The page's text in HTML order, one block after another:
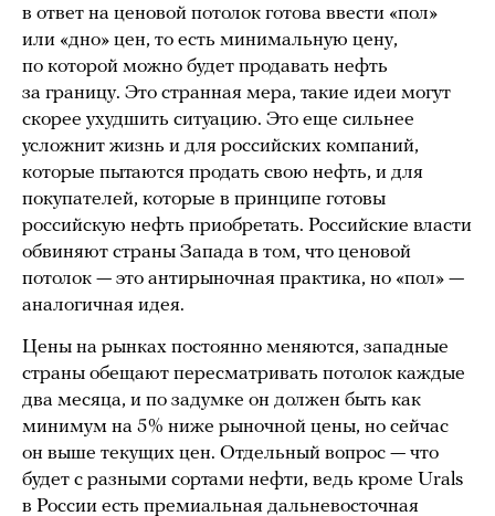
в ответ на ценовой потолок готова ввести «пол»
или «дно» цен, то есть минимальную цену,
по которой можно будет продавать нефть
за границу. Это странная мера, такие идеи могут
скорее ухудшить ситуацию. Это еще сильнее
усложнит жизнь и для российских компаний,
которые пытаются продать свою нефть, и для
покупателей, которые в принципе готовы
российскую нефть приобретать. Российские власти
обвиняют страны Запада в том, что ценовой
потолок — это антирыночная практика, но «пол» —
аналогичная идея.
Цены на рынках постоянно меняются, западные
страны обещают пересматривать потолок каждые
два месяца, и по задумке он должен быть как
минимум на 5% ниже рыночной цены, но сейчас
он выше текущих цен. Отдельный вопрос — что
будет с разными сортами нефти, ведь кроме Urals
в России есть премиальная дальневосточная